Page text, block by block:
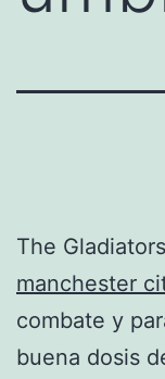
The
manchester
combate y
buena dosis